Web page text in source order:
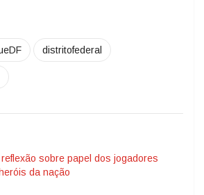
distritofederal
sobre papel dos jogadores
da nação